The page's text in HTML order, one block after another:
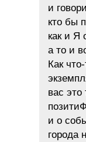
и
кто бы
как и Я
а то и
Как
вас это
и о
города